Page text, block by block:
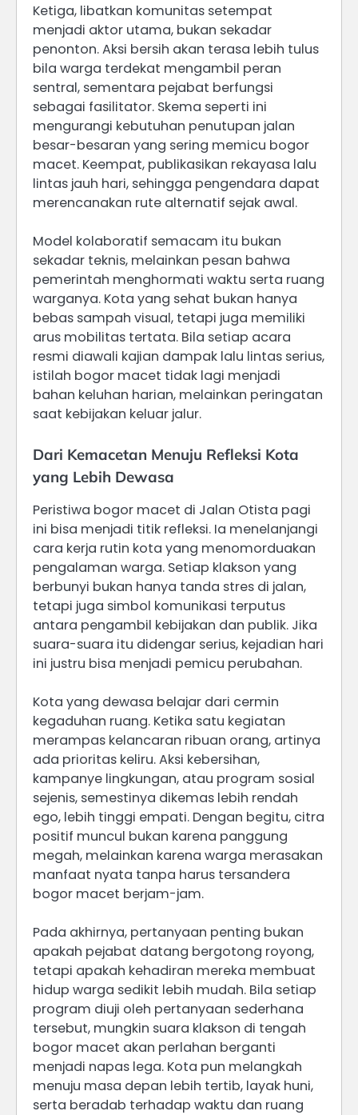
Ketiga, libatkan komunitas setempat
menjadi aktor utama, bukan sekadar
penonton. Aksi bersih akan terasa lebih tulus
bila warga terdekat mengambil peran
sentral, sementara pejabat berfungsi
sebagai fasilitator. Skema seperti ini
mengurangi kebutuhan penutupan jalan
besar-besaran yang sering memicu bogor
macet. Keempat, publikasikan rekayasa lalu
lintas jauh hari, sehingga pengendara dapat
merencanakan rute alternatif sejak awal.
Model kolaboratif semacam itu bukan
sekadar teknis, melainkan pesan bahwa
pemerintah menghormati waktu serta ruang
warganya. Kota yang sehat bukan hanya
bebas sampah visual, tetapi juga memiliki
arus mobilitas tertata. Bila setiap acara
resmi diawali kajian dampak lalu lintas serius,
istilah bogor macet tidak lagi menjadi
bahan keluhan harian, melainkan peringatan
saat kebijakan keluar jalur.
Dari Kemacetan Menuju Refleksi Kota
yang Lebih Dewasa
Peristiwa bogor macet di Jalan Otista pagi
ini bisa menjadi titik refleksi. Ia menelanjangi
cara kerja rutin kota yang menomorduakan
pengalaman warga. Setiap klakson yang
berbunyi bukan hanya tanda stres di jalan,
tetapi juga simbol komunikasi terputus
antara pengambil kebijakan dan publik. Jika
suara-suara itu didengar serius, kejadian hari
ini justru bisa menjadi pemicu perubahan.
Kota yang dewasa belajar dari cermin
kegaduhan ruang. Ketika satu kegiatan
merampas kelancaran ribuan orang, artinya
ada prioritas keliru. Aksi kebersihan,
kampanye lingkungan, atau program sosial
sejenis, semestinya dikemas lebih rendah
ego, lebih tinggi empati. Dengan begitu, citra
positif muncul bukan karena panggung
megah, melainkan karena warga merasakan
manfaat nyata tanpa harus tersandera
bogor macet berjam-jam.
Pada akhirnya, pertanyaan penting bukan
apakah pejabat datang bergotong royong,
tetapi apakah kehadiran mereka membuat
hidup warga sedikit lebih mudah. Bila setiap
program diuji oleh pertanyaan sederhana
tersebut, mungkin suara klakson di tengah
bogor macet akan perlahan berganti
menjadi napas lega. Kota pun melangkah
menuju masa depan lebih tertib, layak huni,
serta beradab terhadap waktu dan ruang